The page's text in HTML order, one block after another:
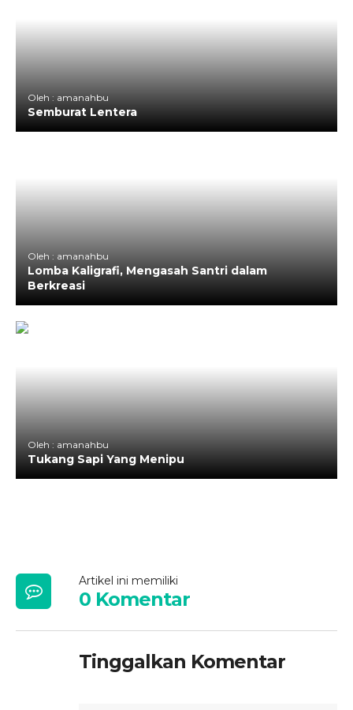
Oleh : amanahbu
Semburat Lentera
Oleh : amanahbu
Lomba Kaligrafi, Mengasah Santri dalam
Berkreasi
Oleh : amanahbu
Tukang Sapi Yang Menipu
Artikel ini memiliki
0 Komentar
Tinggalkan Komentar